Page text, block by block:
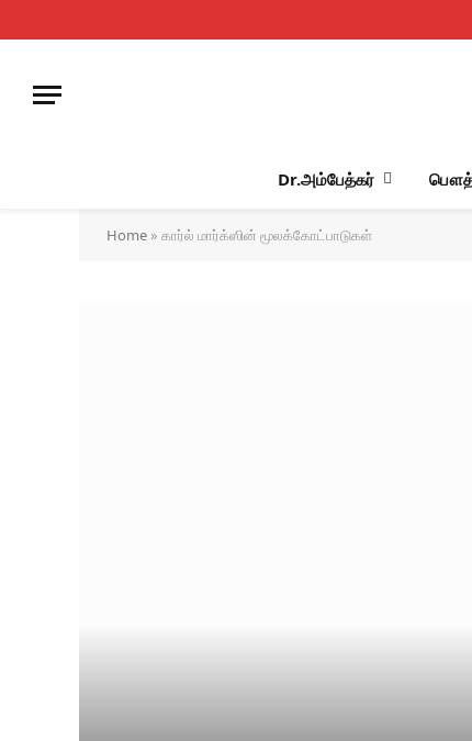
Dr.அம்பேத்கர்
Home » கார்ல் மார்க்ஸின் மூலக்கோட்பாடுகள்